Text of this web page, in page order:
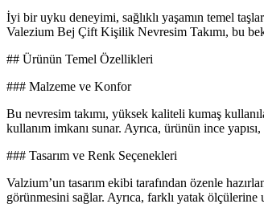
İyi bir uyku deneyimi, sağlıklı yaşamın temel
Valezium Bej Çift Kişilik Nevresim Takımı, bu
## Ürünün Temel Özellikleri
### Malzeme ve Konfor
Bu nevresim takımı, yüksek kaliteli kumaş
kullanım imkanı sunar. Ayrıca, ürünün ince
### Tasarım ve Renk Seçenekleri
Valzium’un tasarım ekibi tarafından özenle
görünmesini sağlar. Ayrıca, farklı yatak ölçülerine